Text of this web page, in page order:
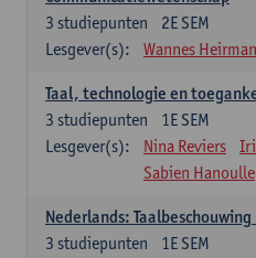
2E SEM
3 studiepunten
Lesgever(s):
Wannes Heirman
Taal, technologie en
1E SEM
3 studiepunten
Lesgever(s):
Nina Reviers
Sabien Hanoulle
Nederlands: Taalbeschouwing
1E SEM
3 studiepunten